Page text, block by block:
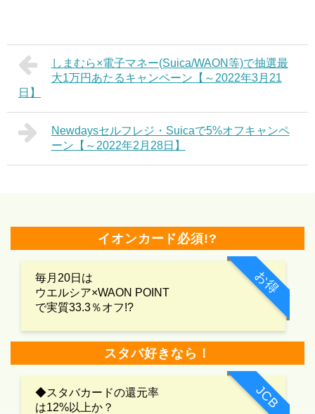
しまむら×電子マネー(Suica/WAON等)で抽選最
大1万円あたるキャンペーン【～2022年3月21
日】
Newdaysセルフレジ・Suicaで5%オフキャンペ
ーン【～2022年2月28日】
イオンカード必須!?
お得
毎月20日は
ウエルシア×WAON POINT
で実質33.3％オフ!?
スタバ好きなら！
JCB
◆スタバカードの還元率
は12%以上か？